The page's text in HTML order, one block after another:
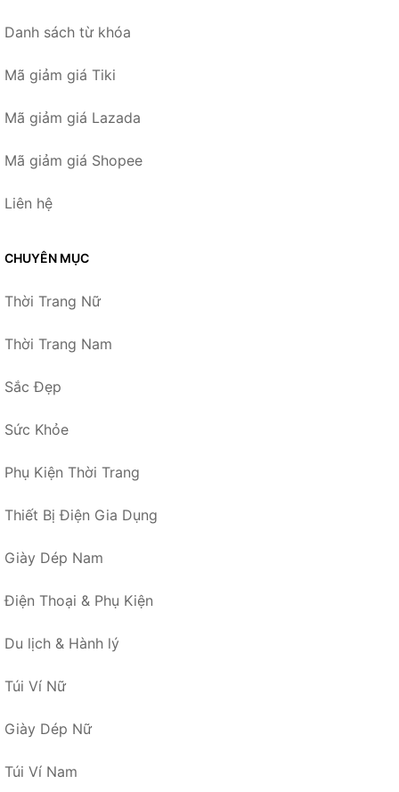
Danh sách từ khóa
Mã giảm giá Tiki
Mã giảm giá Lazada
Mã giảm giá Shopee
Liên hệ
CHUYÊN MỤC
Thời Trang Nữ
Thời Trang Nam
Sắc Đẹp
Sức Khỏe
Phụ Kiện Thời Trang
Thiết Bị Điện Gia Dụng
Giày Dép Nam
Điện Thoại & Phụ Kiện
Du lịch & Hành lý
Túi Ví Nữ
Giày Dép Nữ
Túi Ví Nam